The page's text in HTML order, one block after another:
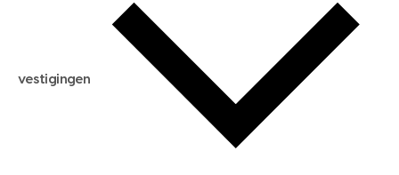
verkoopadvies
hypotheekadvies
hypotheek berekenen
maximale hypotheek berekenen
hypotheek bespaarcheck
gratis zoekprofiel aanmaken
vestigingen